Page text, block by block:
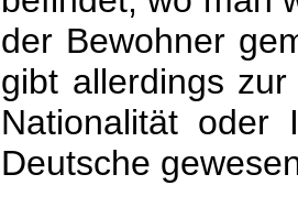
der Bewohner
gibt allerdings
Nationalität oder
Deutsche